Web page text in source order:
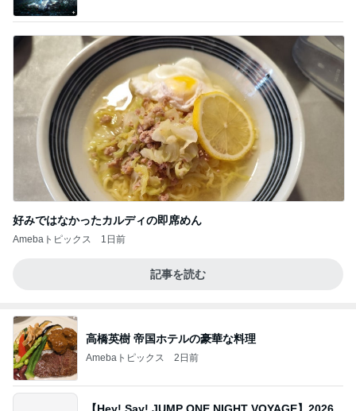
好みではなかったカルディの即席めん
Amebaトピックス 1日前
記事を読む
高橋英樹 帝国ホテルの豪華な料理
Amebaトピックス 2日前
【Hey! Say! JUMP ONE NIGHT VOYAGE】2026.